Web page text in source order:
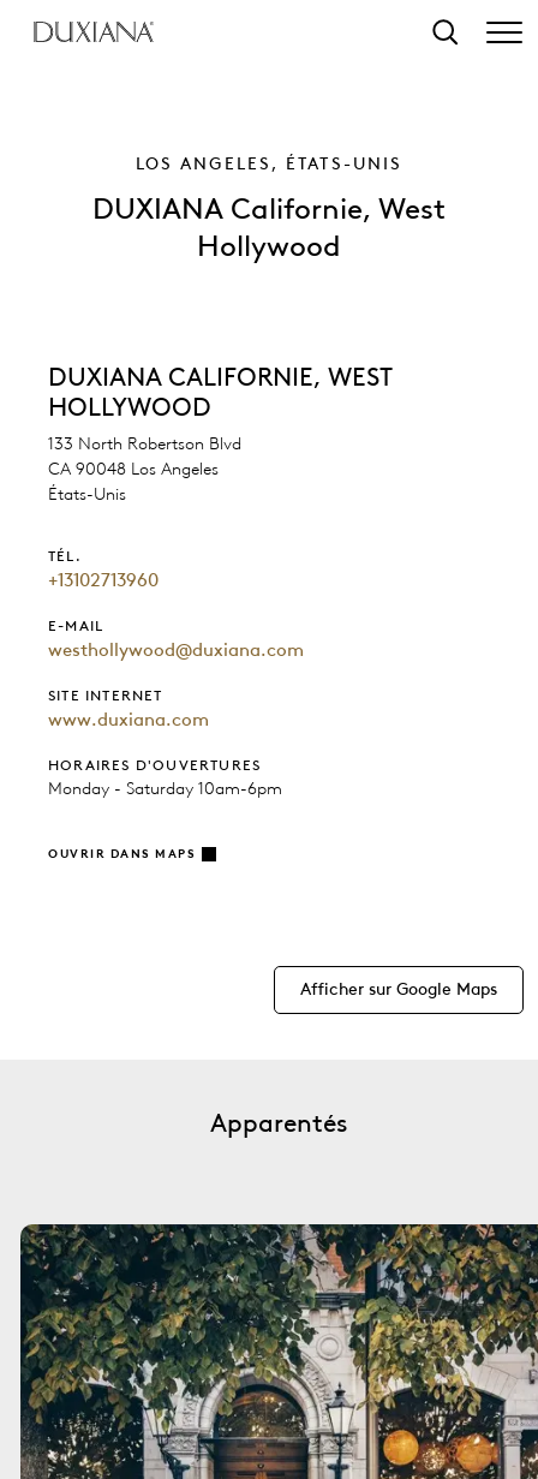
Recherche
LOS ANGELES, ÉTATS-UNIS
DUXIANA Californie, West
Hollywood
DUXIANA CALIFORNIE, WEST
HOLLYWOOD
133 North Robertson Blvd
CA 90048 Los Angeles
États-Unis
TÉL.
+13102713960
E-MAIL
westhollywood@duxiana.com
SITE INTERNET
www.duxiana.com
HORAIRES D'OUVERTURES
Monday - Saturday 10am-6pm
OUVRIR DANS MAPS
Afficher sur Google Maps
Apparentés